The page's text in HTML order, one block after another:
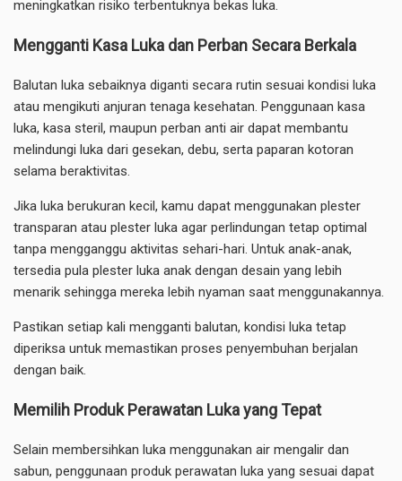
meningkatkan risiko terbentuknya bekas luka.
Mengganti Kasa Luka dan Perban Secara Berkala
Balutan luka sebaiknya diganti secara rutin sesuai kondisi luka
atau mengikuti anjuran tenaga kesehatan. Penggunaan kasa
luka, kasa steril, maupun perban anti air dapat membantu
melindungi luka dari gesekan, debu, serta paparan kotoran
selama beraktivitas.
Jika luka berukuran kecil, kamu dapat menggunakan plester
transparan atau plester luka agar perlindungan tetap optimal
tanpa mengganggu aktivitas sehari-hari. Untuk anak-anak,
tersedia pula plester luka anak dengan desain yang lebih
menarik sehingga mereka lebih nyaman saat menggunakannya.
Pastikan setiap kali mengganti balutan, kondisi luka tetap
diperiksa untuk memastikan proses penyembuhan berjalan
dengan baik.
Memilih Produk Perawatan Luka yang Tepat
Selain membersihkan luka menggunakan air mengalir dan
sabun, penggunaan produk perawatan luka yang sesuai dapat